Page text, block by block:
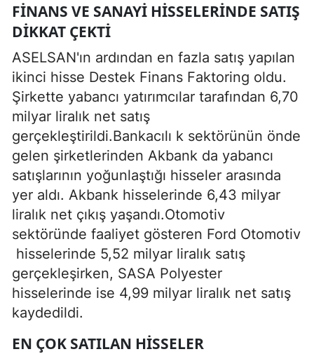
FINANS VE SANAYI HISSELERINDE SATIŞ
DIKKAT ÇEKTI
ASELSAN'ın ardından en fazla satış yapılan
ikinci hisse Destek Finans Faktoring oldu.
Şirkette yabancı yatırımcılar tarafından 6,70
milyar liralık net satış
gerçekleştirildi.Bankacılı k sektörünün önde
gelen şirketlerinden Akbank da yabancı
satışlarının yoğunlaştığı hisseler arasında
yer aldı. Akbank hisselerinde 6,43 milyar
liralık net çıkış yaşandı.Otomotiv
sektöründe faaliyet gösteren Ford Otomotiv
hisselerinde 5,52 milyar liralık satış
gerçekleşirken, SASA Polyester
hisselerinde ise 4,99 milyar liralık net satış
kaydedildi.
EN ÇOK SATILAN HISSELER